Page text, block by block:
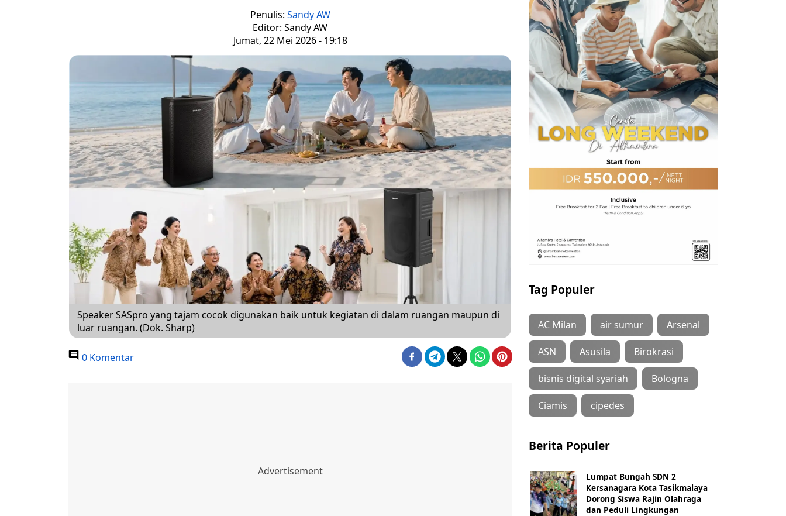
Penulis: Sandy AW
Editor: Sandy AW
Jumat, 22 Mei 2026 - 19:18
Speaker SASpro yang tajam cocok digunakan baik untuk kegiatan di dalam ruangan maupun di
luar ruangan. (Dok. Sharp)
0 Komentar
Tag Populer
AC Milan air sumur Arsenal
ASN Asusila Birokrasi
bisnis digital syariah Bologna
Ciamis cipedes
Berita Populer
Lumpat Bungah SDN 2
Kersanagara Kota Tasikmalaya
Dorong Siswa Rajin Olahraga
dan Peduli Lingkungan